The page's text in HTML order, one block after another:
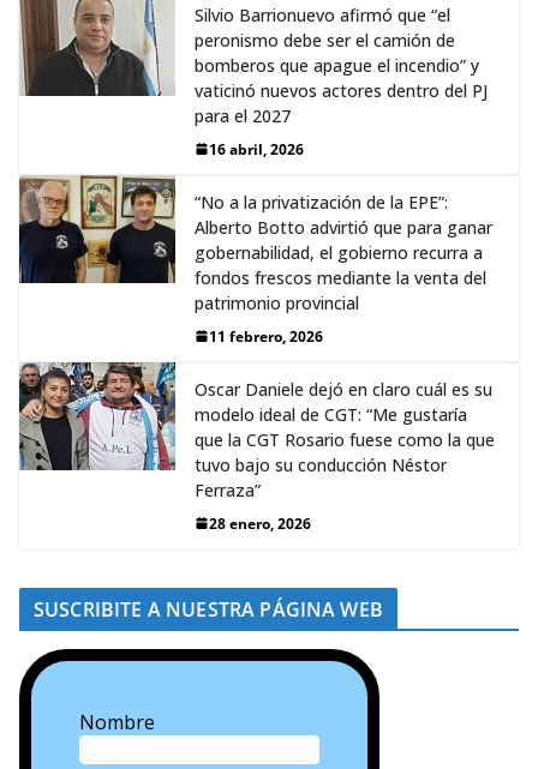
Silvio Barrionuevo afirmó que “el
peronismo debe ser el camión de
bomberos que apague el incendio” y
vaticinó nuevos actores dentro del PJ
para el 2027
16 abril, 2026
“No a la privatización de la EPE”:
Alberto Botto advirtió que para ganar
gobernabilidad, el gobierno recurra a
fondos frescos mediante la venta del
patrimonio provincial
11 febrero, 2026
Oscar Daniele dejó en claro cuál es su
modelo ideal de CGT: “Me gustaría
que la CGT Rosario fuese como la que
tuvo bajo su conducción Néstor
Ferraza”
28 enero, 2026
SUSCRIBITE A NUESTRA PÁGINA WEB
Nombre